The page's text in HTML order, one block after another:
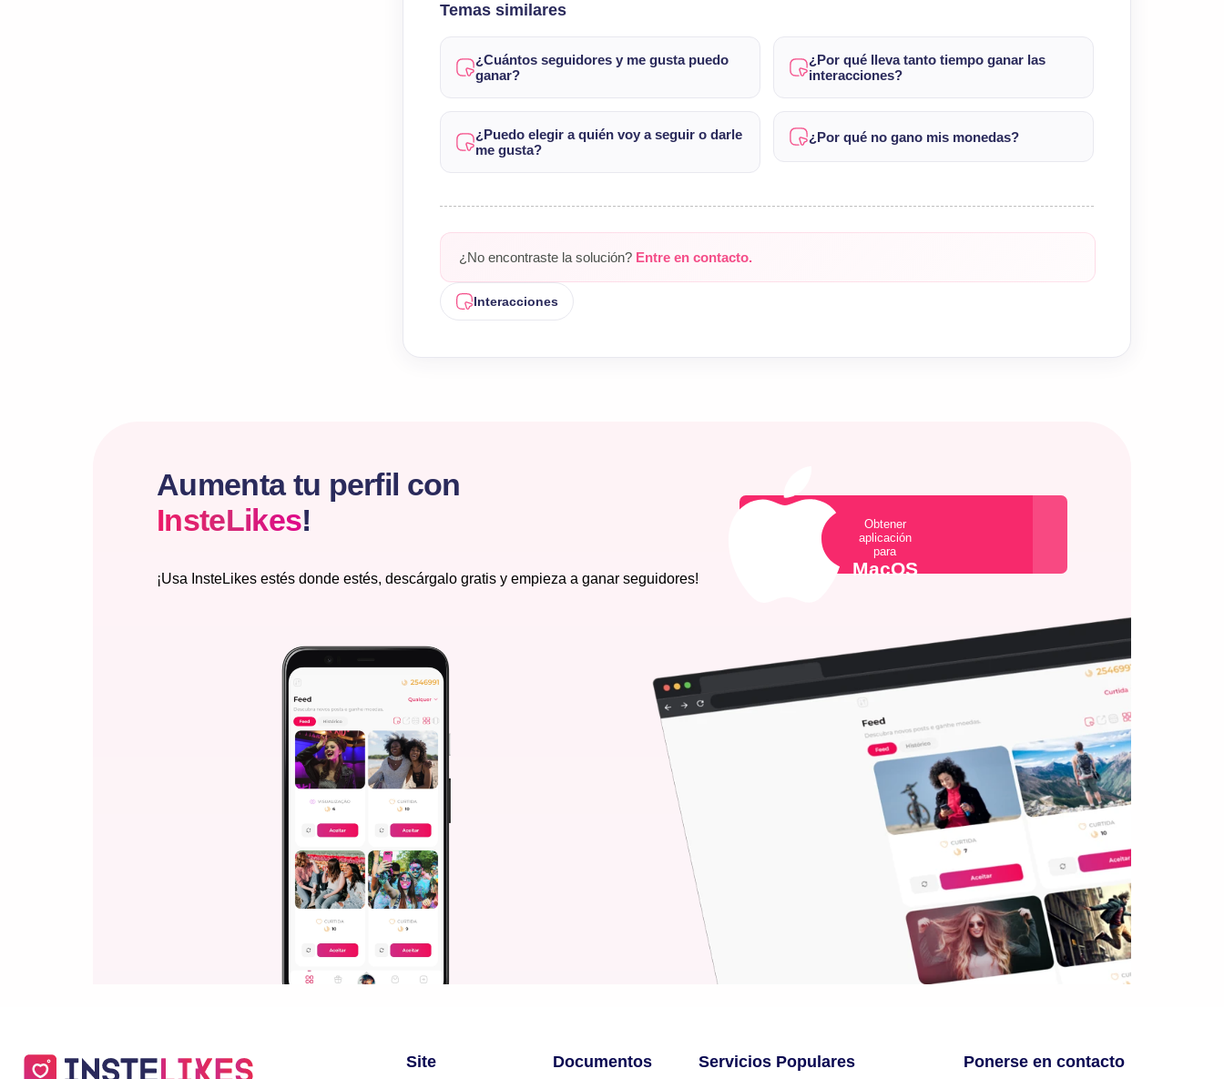
Temas similares
¿Cuántos seguidores y me gusta puedo
ganar?
¿Por qué lleva tanto tiempo ganar las
interacciones?
¿Puedo elegir a quién voy a seguir o darle
me gusta?
¿Por qué no gano mis monedas?
¿No encontraste la solución? Entre en contacto.
Interacciones
Aumenta tu perfil con
InsteLikes!
¡Usa InsteLikes estés donde estés, descárgalo gratis y empieza a ganar seguidores!
Obtener
aplicación
para
MacOS
Site Documentos Servicios Populares Ponerse en contacto